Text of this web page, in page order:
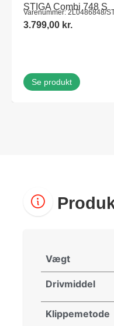
STIGA Combi 748 S
Varenummer: 2L0486848/
3.799,00 kr.
Se produkt
Vægt
Drivmiddel
Klippemetode